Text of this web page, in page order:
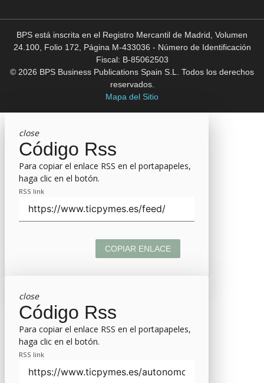
BPS está inscrita en el Registro Mercantil de Madrid, Volumen
24.100, Folio 172, Página M-433036 - Número de Identificación
Fiscal: B-85062503
© 2026 BPS Business Publications Spain S.L. Todos los derechos
reservados.
Mapa del Sitio
close
Código Rss
Para copiar el enlace RSS en el portapapeles,
haga clic en el botón.
RSS link
COPIAR ENLACE
close
Código Rss
Para copiar el enlace RSS en el portapapeles,
haga clic en el botón.
RSS link